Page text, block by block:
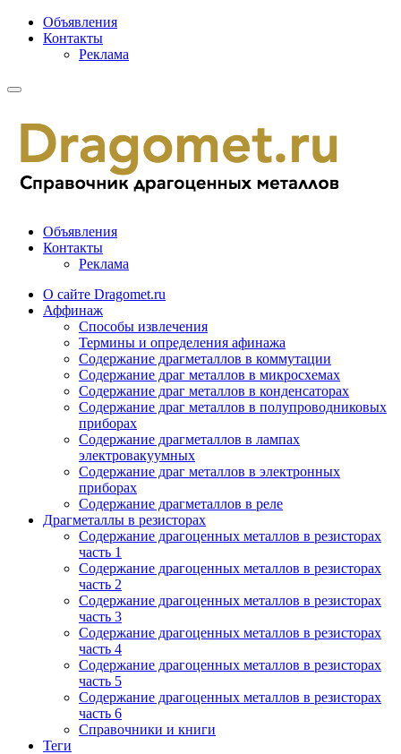
Объявления
Контакты
Реклама
Объявления
Контакты
Реклама
О сайте Dragomet.ru
Аффинаж
Способы извлечения
Термины и определения афинажа
Содержание драгметаллов в коммутации
Содержание драг металлов в микросхемах
Содержание драг металлов в конденсаторах
Содержание драг металлов в полупроводниковых
приборах
Содержание драгметаллов в лампах
электровакуумных
Содержание драг металлов в электронных
приборах
Содержание драгметаллов в реле
Драгметаллы в резисторах
Содержание драгоценных металлов в резисторах
часть 1
Содержание драгоценных металлов в резисторах
часть 2
Содержание драгоценных металлов в резисторах
часть 3
Содержание драгоценных металлов в резисторах
часть 4
Содержание драгоценных металлов в резисторах
часть 5
Содержание драгоценных металлов в резисторах
часть 6
Справочники и книги
Теги